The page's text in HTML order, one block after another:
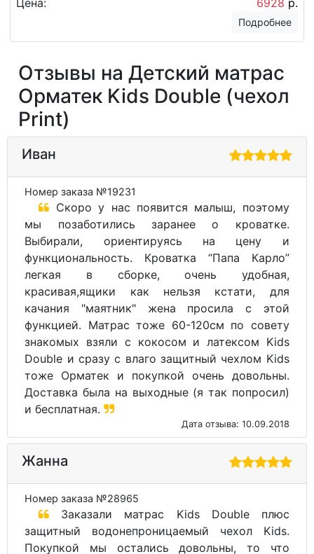
Цена: 6928 р.
Подробнее
Отзывы на Детский матрас
Орматек Kids Double (чехол
Print)
Иван
Номер заказа №19231
Скоро у нас появится малыш, поэтому
мы позаботились заранее о кроватке.
Выбирали, ориентируясь на цену и
функциональность. Кроватка “Папа Карло”
легкая в сборке, очень удобная,
красивая,ящики как нельзя кстати, для
качания "маятник" жена просила с этой
функцией. Матрас тоже 60-120см по совету
знакомых взяли с кокосом и латексом Kids
Double и сразу с влаго защитный чехлом Kids
тоже Орматек и покупкой очень довольны.
Доставка была на выходные (я так попросил)
и бесплатная.
Дата отзыва: 10.09.2018
Жанна
Номер заказа №28965
Заказали матрас Kids Double плюс
защитный водонепроницаемый чехол Kids.
Покупкой мы остались довольны, то что